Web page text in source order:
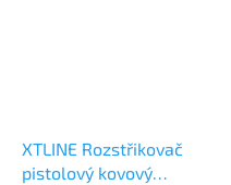
XTLINE Rozstřikovač
pistolový kovový